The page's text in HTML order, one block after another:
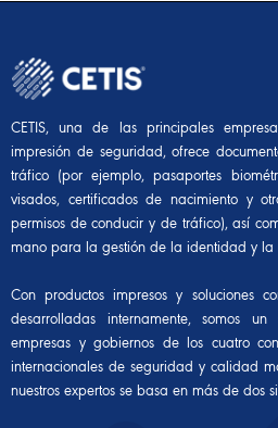
CETIS, una de las principales
impresión de seguridad, ofrece
tráfico (por ejemplo, pasaportes
visados, certificados de nacimiento y
permisos de conducir y de tráfico), así
mano para la gestión de la identidad y la
Con productos impresos y soluciones
desarrolladas internamente, somos
empresas y gobiernos de los cuatro
internacionales de seguridad y calidad
nuestros expertos se basa en más de dos